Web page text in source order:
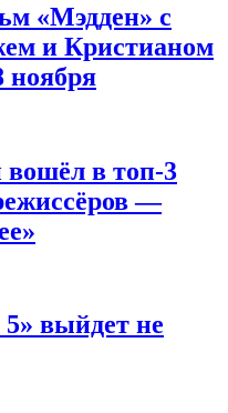
«Мэдден» с
и Кристианом
ноября
в топ-3
—
выйдет не